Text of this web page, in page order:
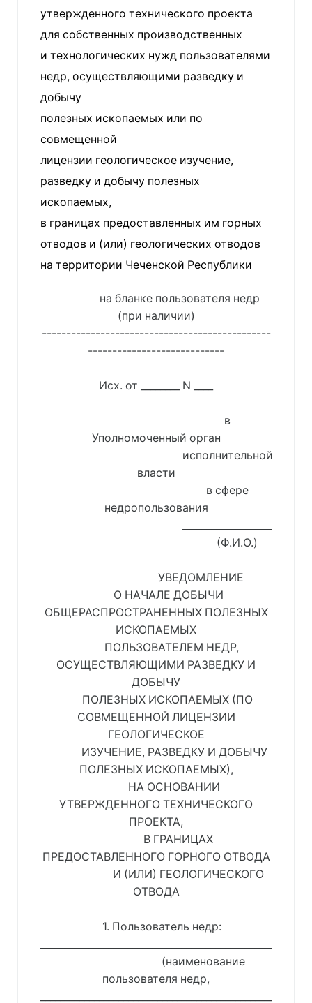
утвержденного технического проекта
для собственных производственных
и технологических нужд пользователями
недр, осуществляющими разведку и
добычу
полезных ископаемых или по
совмещенной
лицензии геологическое изучение,
разведку и добычу полезных
ископаемых,
в границах предоставленных им горных
отводов и (или) геологических отводов
на территории Чеченской Республики
на бланке пользователя недр
(при наличии)
-----------------------------------------------
----------------------------
Исх. от ________ N ____
в
Уполномоченный орган
исполнительной
власти
в сфере
недропользования
(Ф.И.О.)
УВЕДОМЛЕНИЕ
О НАЧАЛЕ ДОБЫЧИ
ОБЩЕРАСПРОСТРАНЕННЫХ ПОЛЕЗНЫХ
ИСКОПАЕМЫХ
ПОЛЬЗОВАТЕЛЕМ НЕДР,
ОСУЩЕСТВЛЯЮЩИМИ РАЗВЕДКУ И
ДОБЫЧУ
ПОЛЕЗНЫХ ИСКОПАЕМЫХ (ПО
СОВМЕЩЕННОЙ ЛИЦЕНЗИИ
ГЕОЛОГИЧЕСКОЕ
ИЗУЧЕНИЕ, РАЗВЕДКУ И ДОБЫЧУ
ПОЛЕЗНЫХ ИСКОПАЕМЫХ),
НА ОСНОВАНИИ
УТВЕРЖДЕННОГО ТЕХНИЧЕСКОГО
ПРОЕКТА,
В ГРАНИЦАХ
ПРЕДОСТАВЛЕННОГО ГОРНОГО ОТВОДА
И (ИЛИ) ГЕОЛОГИЧЕСКОГО
ОТВОДА
1. Пользователь недр:
(наименование
пользователя недр,